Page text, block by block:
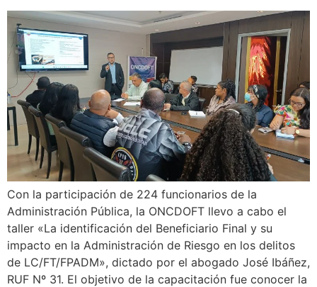
Con la participación de 224 funcionarios de la
Administración Pública, la ONCDOFT llevo a cabo el
taller «La identificación del Beneficiario Final y su
impacto en la Administración de Riesgo en los delitos
de LC/FT/FPADM», dictado por el abogado José Ibáñez,
RUF Nº 31. El objetivo de la capacitación fue conocer la